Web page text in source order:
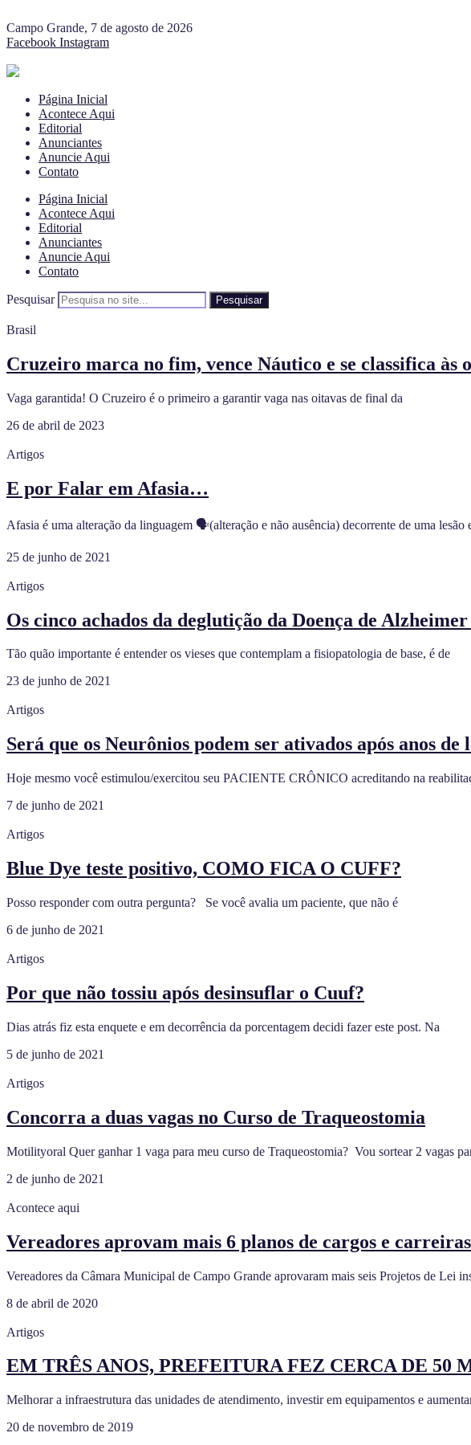
Campo Grande, 7 de agosto de 2026
Facebook Instagram
Página Inicial
Acontece Aqui
Editorial
Anunciantes
Anuncie Aqui
Contato
Página Inicial
Acontece Aqui
Editorial
Anunciantes
Anuncie Aqui
Contato
Pesquisar Pesquisar
Brasil
Cruzeiro marca no fim, vence Náutico e se classifica às
Vaga garantida! O Cruzeiro é o primeiro a garantir vaga nas oitavas de final da
26 de abril de 2023
Artigos
E por Falar em Afasia…
Afasia é uma alteração da linguagem 🗣(alteração e não ausência) decorrente de uma lesão
25 de junho de 2021
Artigos
Os cinco achados da deglutição da Doença de
Tão quão importante é entender os vieses que contemplam a fisiopatologia de base, é de
23 de junho de 2021
Artigos
Será que os Neurônios podem ser ativados após anos de
Hoje mesmo você estimulou/exercitou seu PACIENTE CRÔNICO acreditando na
7 de junho de 2021
Artigos
Blue Dye teste positivo, COMO FICA O CUFF?
Posso responder com outra pergunta? ⁣ ⁣ Se você avalia um paciente, que não é
6 de junho de 2021
Artigos
Por que não tossiu após desinsuflar o Cuuf?
Dias atrás fiz esta enquete e em decorrência da porcentagem decidi fazer este post. ⁣Na
5 de junho de 2021
Artigos
Concorra a duas vagas no Curso de Traqueostomia
Motilityoral Quer ganhar 1 vaga para meu curso de Traqueostomia?⁣ ⁣ Vou sortear 2 vagas
2 de junho de 2021
Acontece aqui
Vereadores aprovam mais 6 planos de cargos e
Vereadores da Câmara Municipal de Campo Grande aprovaram mais seis Projetos de Lei
8 de abril de 2020
Artigos
EM TRÊS ANOS, PREFEITURA FEZ CERCA DE
Melhorar a infraestrutura das unidades de atendimento, investir em equipamentos e
20 de novembro de 2019